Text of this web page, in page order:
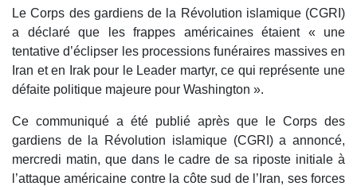
Le Corps des gardiens de la Révolution islamique (CGRI)
a déclaré que les frappes américaines étaient « une
tentative d’éclipser les processions funéraires massives en
Iran et en Irak pour le Leader martyr, ce qui représente une
défaite politique majeure pour Washington ».
Ce communiqué a été publié après que le Corps des
gardiens de la Révolution islamique (CGRI) a annoncé,
mercredi matin, que dans le cadre de sa riposte initiale à
l’attaque américaine contre la côte sud de l’Iran, ses forces